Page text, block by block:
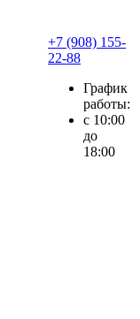
+7 (908) 155-
22-88
График
работы:
с 10:00
до
18:00